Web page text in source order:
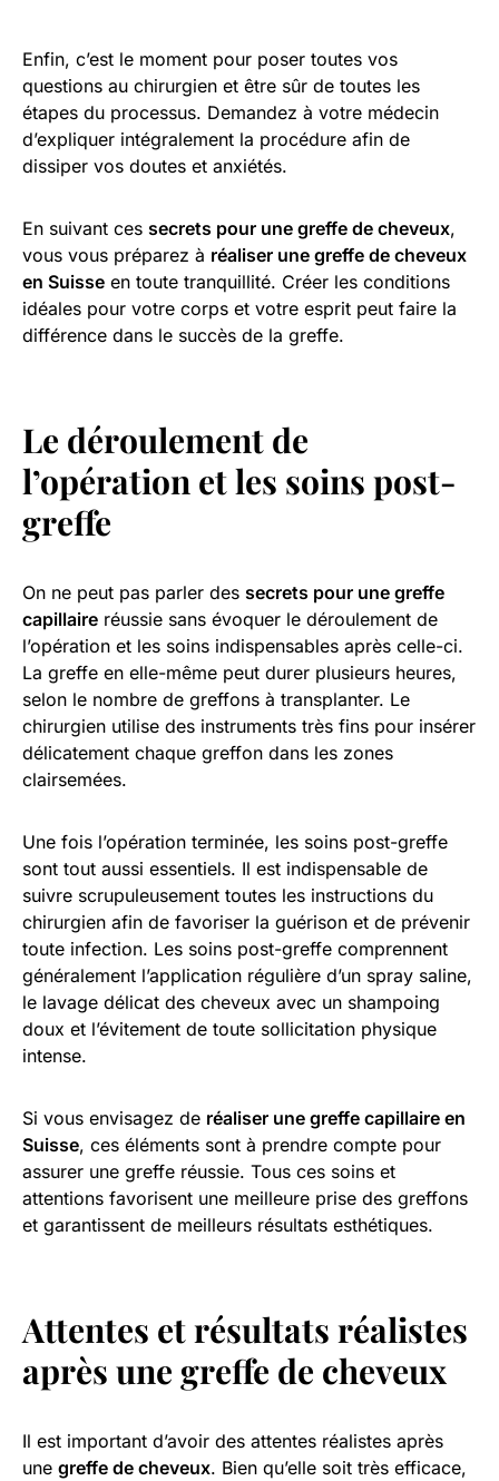
Enfin, c’est le moment pour poser toutes vos
questions au chirurgien et être sûr de toutes les
étapes du processus. Demandez à votre médecin
d’expliquer intégralement la procédure afin de
dissiper vos doutes et anxiétés.
En suivant ces secrets pour une greffe de cheveux,
vous vous préparez à réaliser une greffe de cheveux
en Suisse en toute tranquillité. Créer les conditions
idéales pour votre corps et votre esprit peut faire la
différence dans le succès de la greffe.
Le déroulement de
l’opération et les soins post-
greffe
On ne peut pas parler des secrets pour une greffe
capillaire réussie sans évoquer le déroulement de
l’opération et les soins indispensables après celle-ci.
La greffe en elle-même peut durer plusieurs heures,
selon le nombre de greffons à transplanter. Le
chirurgien utilise des instruments très fins pour insérer
délicatement chaque greffon dans les zones
clairsemées.
Une fois l’opération terminée, les soins post-greffe
sont tout aussi essentiels. Il est indispensable de
suivre scrupuleusement toutes les instructions du
chirurgien afin de favoriser la guérison et de prévenir
toute infection. Les soins post-greffe comprennent
généralement l’application régulière d’un spray saline,
le lavage délicat des cheveux avec un shampoing
doux et l’évitement de toute sollicitation physique
intense.
Si vous envisagez de réaliser une greffe capillaire en
Suisse, ces éléments sont à prendre compte pour
assurer une greffe réussie. Tous ces soins et
attentions favorisent une meilleure prise des greffons
et garantissent de meilleurs résultats esthétiques.
Attentes et résultats réalistes
après une greffe de cheveux
Il est important d’avoir des attentes réalistes après
une greffe de cheveux. Bien qu’elle soit très efficace,